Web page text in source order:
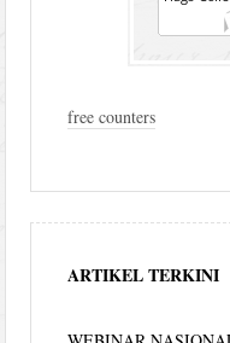
free counters
ARTIKEL TERKINI